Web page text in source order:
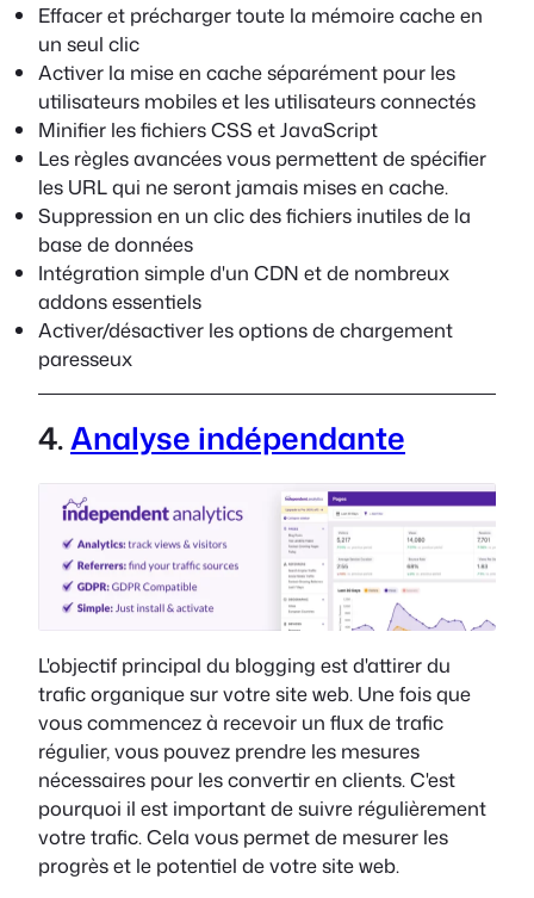
Effacer et précharger toute la mémoire cache en
un seul clic
Activer la mise en cache séparément pour les
utilisateurs mobiles et les utilisateurs connectés
Minifier les fichiers CSS et JavaScript
Les règles avancées vous permettent de spécifier
les URL qui ne seront jamais mises en cache.
Suppression en un clic des fichiers inutiles de la
base de données
Intégration simple d'un CDN et de nombreux
addons essentiels
Activer/désactiver les options de chargement
paresseux
4.Analyse indépendante
L'objectif principal du blogging est d'attirer du
trafic organique sur votre site web. Une fois que
vous commencez à recevoir un flux de trafic
régulier, vous pouvez prendre les mesures
nécessaires pour les convertir en clients. C'est
pourquoi il est important de suivre régulièrement
votre trafic. Cela vous permet de mesurer les
progrès et le potentiel de votre site web.